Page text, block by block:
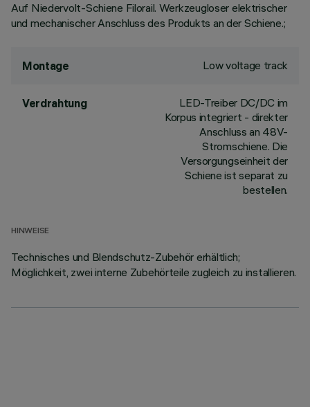
Auf Niedervolt-Schiene Filorail. Werkzeugloser elektrischer
und mechanischer Anschluss des Produkts an der Schiene.;
Montage Low voltage track
Verdrahtung
LED-Treiber DC/DC im
Korpus integriert - direkter
Anschluss an 48V-
Stromschiene. Die
Versorgungseinheit der
Schiene ist separat zu
bestellen.
HINWEISE
Technisches und Blendschutz-Zubehör erhältlich;
Möglichkeit, zwei interne Zubehörteile zugleich zu installieren.